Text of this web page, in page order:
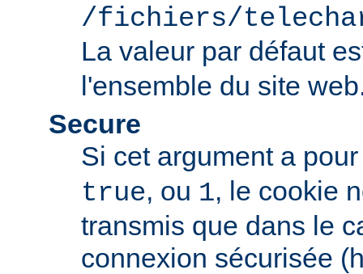
/fichiers/
La valeur par défaut
l'ensemble du site
Secure
Si cet argument a
true, ou 1, le cookie
transmis que dans le
connexion sécurisée